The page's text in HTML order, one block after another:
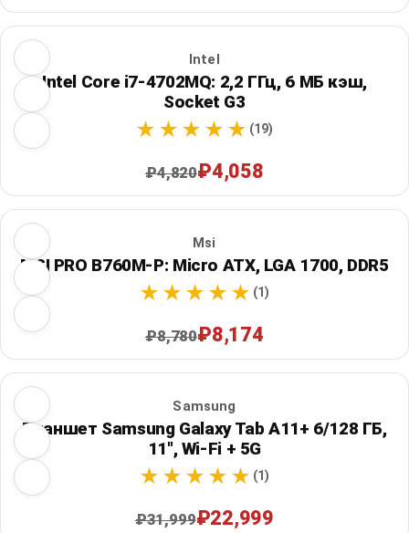
Intel
Intel Core i7-4702MQ: 2,2 ГГц, 6 МБ кэш,
Socket G3
(19)
₽4,820₽4,058
Msi
MSI PRO B760M-P: Micro ATX, LGA 1700, DDR5
(1)
₽8,780₽8,174
Samsung
Планшет Samsung Galaxy Tab A11+ 6/128 ГБ,
11", Wi‑Fi + 5G
(1)
₽31,999₽22,999